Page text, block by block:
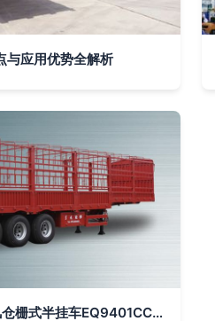
与应用优势全解析
湖北十堰厂家直销东风仓栅式半挂车EQ9401CCYL1 品质之选，高效运输